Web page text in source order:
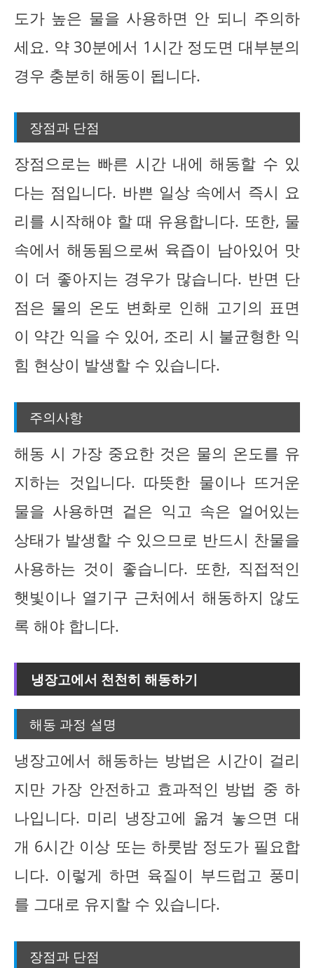
도가 높은 물을 사용하면 안 되니 주의하
세요. 약 30분에서 1시간 정도면 대부분의
경우 충분히 해동이 됩니다.
장점과 단점
장점으로는 빠른 시간 내에 해동할 수 있
다는 점입니다. 바쁜 일상 속에서 즉시 요
리를 시작해야 할 때 유용합니다. 또한, 물
속에서 해동됨으로써 육즙이 남아있어 맛
이 더 좋아지는 경우가 많습니다. 반면 단
점은 물의 온도 변화로 인해 고기의 표면
이 약간 익을 수 있어, 조리 시 불균형한 익
힘 현상이 발생할 수 있습니다.
주의사항
해동 시 가장 중요한 것은 물의 온도를 유
지하는 것입니다. 따뜻한 물이나 뜨거운
물을 사용하면 겉은 익고 속은 얼어있는
상태가 발생할 수 있으므로 반드시 찬물을
사용하는 것이 좋습니다. 또한, 직접적인
햇빛이나 열기구 근처에서 해동하지 않도
록 해야 합니다.
냉장고에서 천천히 해동하기
해동 과정 설명
냉장고에서 해동하는 방법은 시간이 걸리
지만 가장 안전하고 효과적인 방법 중 하
나입니다. 미리 냉장고에 옮겨 놓으면 대
개 6시간 이상 또는 하룻밤 정도가 필요합
니다. 이렇게 하면 육질이 부드럽고 풍미
를 그대로 유지할 수 있습니다.
장점과 단점